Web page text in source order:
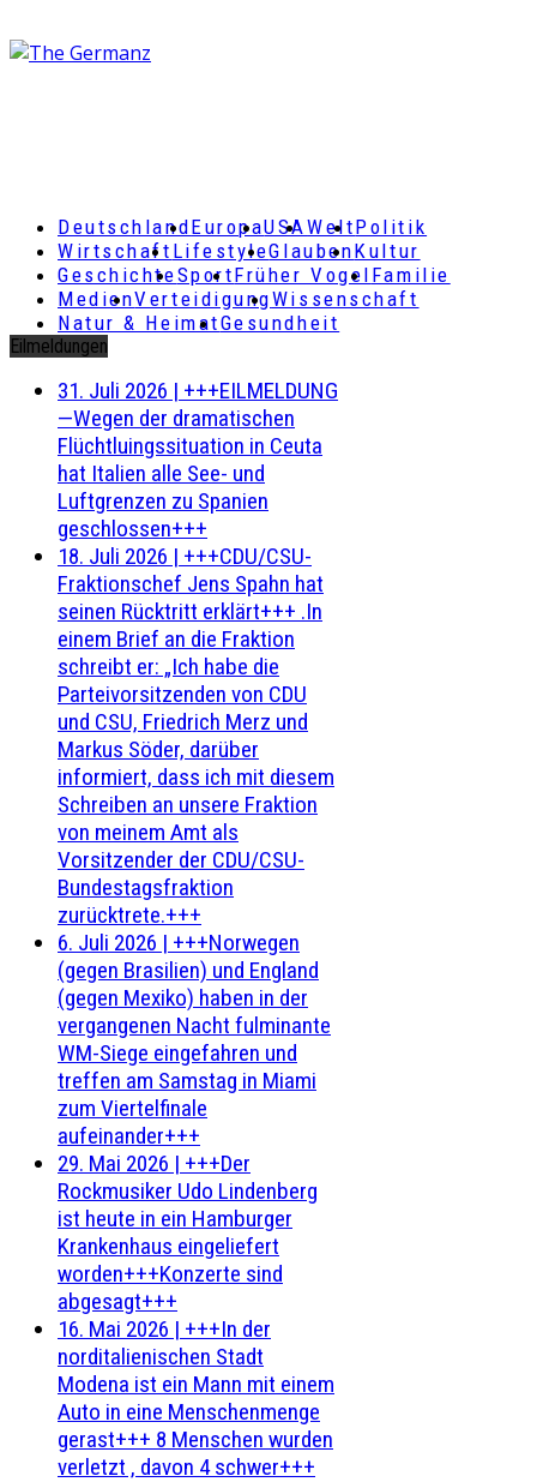
DeutschlandEuropaUSAWeltPolitik
Wirtschaft LifestyleGlaubenKultur
GeschichteSportFrüher Vogel Familie
MedienVerteidigungWissenschaft
Natur & HeimatGesundheit
Eilmeldungen
31. Juli 2026 | +++EILMELDUNG
—Wegen der dramatischen
Flüchtluingssituation in Ceuta
hat Italien alle See- und
Luftgrenzen zu Spanien
geschlossen+++
18. Juli 2026 | +++CDU/CSU-
Fraktionschef Jens Spahn hat
seinen Rücktritt erklärt+++ .In
einem Brief an die Fraktion
schreibt er: „Ich habe die
Parteivorsitzenden von CDU
und CSU, Friedrich Merz und
Markus Söder, darüber
informiert, dass ich mit diesem
Schreiben an unsere Fraktion
von meinem Amt als
Vorsitzender der CDU/CSU-
Bundestagsfraktion
zurücktrete.+++
6. Juli 2026 | +++Norwegen
(gegen Brasilien) und England
(gegen Mexiko) haben in der
vergangenen Nacht fulminante
WM-Siege eingefahren und
treffen am Samstag in Miami
zum Viertelfinale
aufeinander+++
29. Mai 2026 | +++Der
Rockmusiker Udo Lindenberg
ist heute in ein Hamburger
Krankenhaus eingeliefert
worden+++Konzerte sind
abgesagt+++
16. Mai 2026 | +++In der
norditalienischen Stadt
Modena ist ein Mann mit einem
Auto in eine Menschenmenge
gerast+++ 8 Menschen wurden
verletzt , davon 4 schwer+++